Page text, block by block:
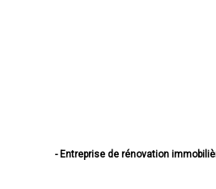
- Entreprise de rénovation